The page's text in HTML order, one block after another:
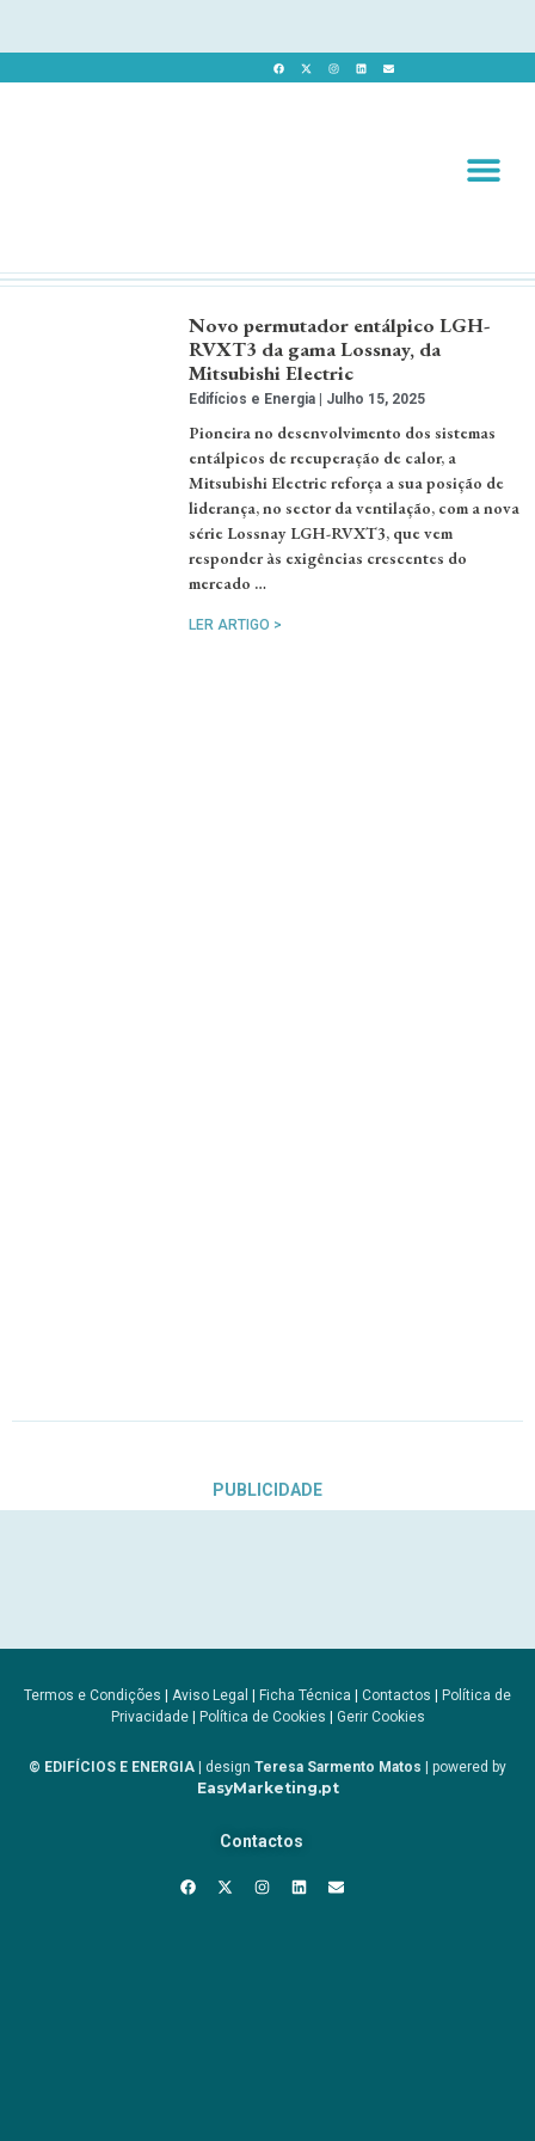
Novo permutador entálpico LGH-
RVXT3 da gama Lossnay, da
Mitsubishi Electric
Edifícios e Energia Julho 15, 2025
Pioneira no desenvolvimento dos sistemas
entálpicos de recuperação de calor, a
Mitsubishi Electric reforça a sua posição de
liderança, no sector da ventilação, com a nova
série Lossnay LGH-RVXT3, que vem
responder às exigências crescentes do
mercado …
LER ARTIGO >
PUBLICIDADE
Termos e Condições | Aviso Legal | Ficha Técnica | Contactos | Política de
Privacidade| Política de Cookies | Gerir Cookies
© EDIFÍCIOS E ENERGIA | design Teresa Sarmento Matos | powered by
EasyMarketing.pt
Contactos